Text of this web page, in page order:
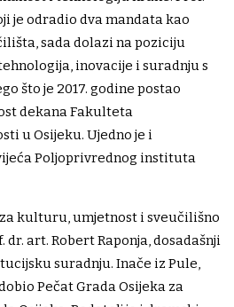
je odradio dva mandata kao
sada dolazi na poziciju
inovacije i suradnju s
što je 2017. godine postao
dekana Fakulteta
u Osijeku. Ujedno je i
Poljoprivrednog instituta
kulturu, umjetnost i sveučilišno
dr. art. Robert Raponja, dosadašnji
suradnju. Inače iz Pule,
Pečat Grada Osijeka za